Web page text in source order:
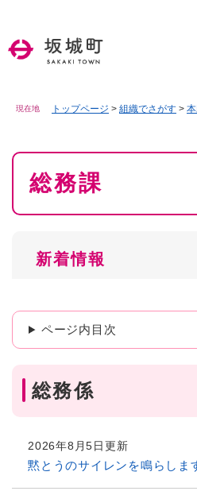
現在地 トップページ > 組織でさがす >
本
総務課
新着情報
ページ内目次
総務係
2026年8月5日更新
黙とうのサイレンを鳴らしま